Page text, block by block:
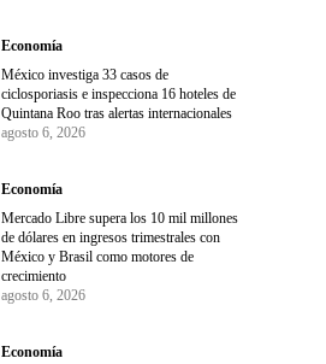
Economía
México investiga 33 casos de
ciclosporiasis e inspecciona 16 hoteles de
Quintana Roo tras alertas internacionales
agosto 6, 2026
Economía
Mercado Libre supera los 10 mil millones
de dólares en ingresos trimestrales con
México y Brasil como motores de
crecimiento
agosto 6, 2026
Economía